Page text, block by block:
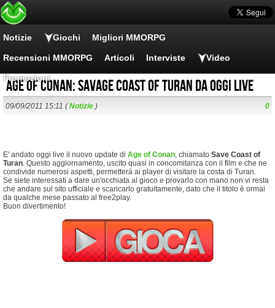
Notizie Giochi Migliori MMORPG
Recensioni MMORPG Articoli Interviste Video
Promozioni
Age of Conan: Savage Coast of Turan da oggi live
09/09/2011 15:11 (Notizie ) 0
E' andato oggi live il nuovo update di Age of Conan, chiamato Save Coast of
Turan. Questo aggiornamento, uscito quasi in concomitanza con il film e che ne
condivide numerosi aspetti, permetterà ai player di visitare la costa di Turan.
Se siete interessati a dare un'occhiata al gioco e provarlo con mano non vi resta
che andare sul sito ufficiale e scaricarlo gratuitamente, dato che il titolo è ormai
da qualche mese passato al free2play.
Buon divertimento!